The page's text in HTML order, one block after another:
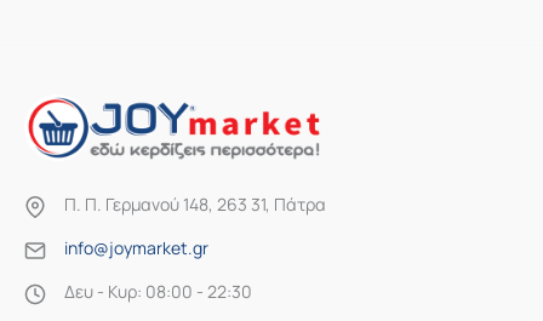
Π. Π. Γερμανού 148, 263 31, Πάτρα
info@joymarket.gr
Δευ - Κυρ: 08:00 - 22:30